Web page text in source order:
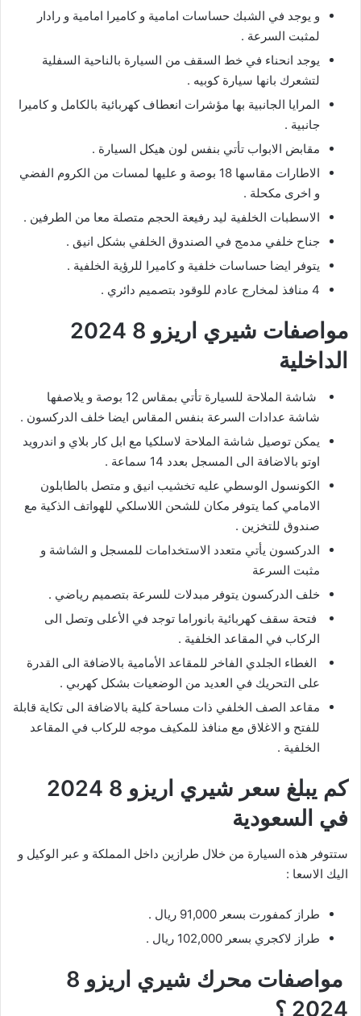
و يوجد في الشبك حساسات امامية و كاميرا امامية و رادار
لمثبت السرعة .
يوجد انحناء في خط السقف من السيارة بالناحية السفلية
لتشعرك بانها سيارة كوبيه .
المرايا الجانبية بها مؤشرات انعطاف كهربائية بالكامل و كاميرا
جانبية .
مقابض الابواب تأتي بنفس لون هيكل السيارة .
الاطارات مقاسها 18 بوصة و عليها لمسات من الكروم الفضي
و اخرى مكحلة .
الاسطبات الخلفية ليد رفيعة الحجم متصلة معا من الطرفين .
جناح خلفي مدمج في الصندوق الخلفي بشكل انيق .
يتوفر ايضا حساسات خلفية و كاميرا للرؤية الخلفية .
4 منافذ لمخارج عادم للوقود بتصميم دائري .
مواصفات شيري اريزو 8 2024
الداخلية
شاشة الملاحة للسيارة تأتي بمقاس 12 بوصة و يلاصفها
شاشة عدادات السرعة بنفس المقاس ايضا خلف الدركسون .
يمكن توصيل شاشة الملاحة لاسلكيا مع ابل كار بلاي و اندرويد
اوتو بالاضافة الى المسجل بعدد 14 سماعة .
الكونسول الوسطي عليه تخشيب انيق و متصل بالطابلون
الامامي كما يتوفر مكان للشحن اللاسلكي للهواتف الذكية مع
صندوق للتخزين .
الدركسون يأتي متعدد الاستخدامات للمسجل و الشاشة و
مثبت السرعة
خلف الدركسون يتوفر مبدلات للسرعة بتصميم رياضي .
فتحة سقف كهربائية بانوراما توجد في الأعلى وتصل الى
الركاب في المقاعد الخلفية .
الغطاء الجلدي الفاخر للمقاعد الأمامية بالاضافة الى القدرة
على التحريك في العديد من الوضعيات بشكل كهربي .
مقاعد الصف الخلفي ذات مساحة كلية بالاضافة الى تكاية قابلة
للفتح و الاغلاق مع منافذ للمكيف موجه للركاب في المقاعد
الخلفية .
كم يبلغ سعر شيري اريزو 8 2024
في السعودية
ستتوفر هذه السيارة من خلال طرازين داخل المملكة و عبر الوكيل و
اليك الاسعا :
طراز كمفورت بسعر 91,000 ريال .
طراز لاكجري بسعر 102,000 ريال .
مواصفات محرك شيري اريزو 8
2024 ؟